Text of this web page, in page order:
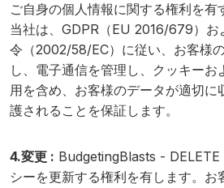
ご自身の個人情報に関する権利を有
当社は、GDPR（EU 2016/679）お
令（2002/58/EC）に従い、お客様
し、電子通信を管理し、クッキーお
用を含め、お客様のデータが適切に
護されることを保証します。
4.変更 : BudgetingBlasts - DELETE
シーを更新する権利を有します。お